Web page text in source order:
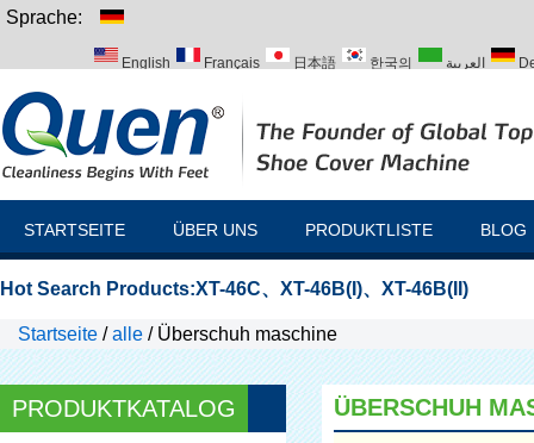
Sprache:
English Français 日本語 한국의 العربية
STARTSEITE ÜBER UNS PRODUKTLISTE BLOG
Hot Search Products:XT-46C、 XT-46B(I)、 XT-46B(II)
Startseite /alle / Überschuh maschine
PRODUKTKATALOG ÜBERSCHUH